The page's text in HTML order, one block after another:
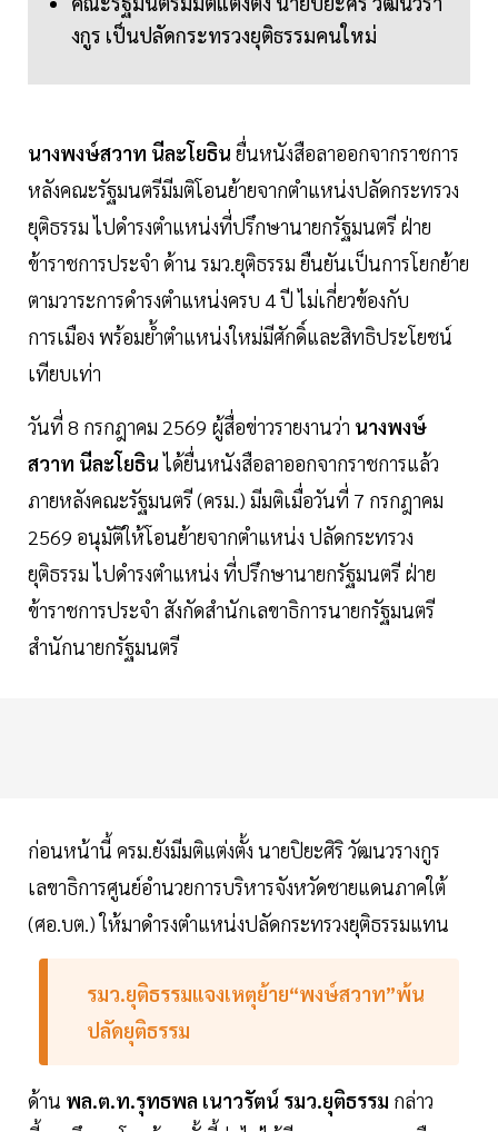
งกูร เป็นปลัดกระทรวงยุติธรรมคนใหม่
นางพงษ์สวาท นีละโยธิน ยื่นหนังสือลาออกจากราชการ
หลังคณะรัฐมนตรีมีมติโอนย้ายจากตำแหน่งปลัดกระทรวง
ยุติธรรม ไปดำรงตำแหน่งที่ปรึกษานายกรัฐมนตรี ฝ่าย
ข้าราชการประจำ ด้าน รมว.ยุติธรรม ยืนยันเป็นการโยกย้าย
ตามวาระการดำรงตำแหน่งครบ 4 ปี ไม่เกี่ยวข้องกับ
การเมือง พร้อมย้ำตำแหน่งใหม่มีศักดิ์และสิทธิประโยชน์
เทียบเท่า
วันที่ 8 กรกฎาคม 2569 ผู้สื่อข่าวรายงานว่า นางพงษ์
สวาท นีละโยธินได้ยื่นหนังสือลาออกจากราชการแล้ว
ภายหลังคณะรัฐมนตรี (ครม.) มีมติเมื่อวันที่ 7 กรกฎาคม
2569 อนุมัติให้โอนย้ายจากตำแหน่ง ปลัดกระทรวง
ยุติธรรม ไปดำรงตำแหน่ง ที่ปรึกษานายกรัฐมนตรี ฝ่าย
ข้าราชการประจำ สังกัดสำนักเลขาธิการนายกรัฐมนตรี
สำนักนายกรัฐมนตรี
ก่อนหน้านี้ ครม.ยังมีมติแต่งตั้ง นายปิยะศิริ วัฒนวรางกูร
เลขาธิการศูนย์อำนวยการบริหารจังหวัดชายแดนภาคใต้
(ศอ.บต.) ให้มาดำรงตำแหน่งปลัดกระทรวงยุติธรรมแทน
รมว.ยุติธรรมแจงเหตุย้าย“พงษ์สวาท”พ้น
ปลัดยุติธรรม
ด้าน พล.ต.ท.รุทธพล เนาวรัตน์ รมว.ยุติธรรม กล่าว